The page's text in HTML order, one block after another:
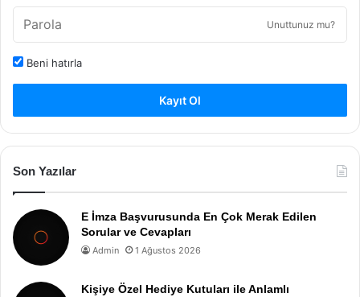
Unuttunuz mu?
Beni hatırla
Kayıt Ol
Son Yazılar
E İmza Başvurusunda En Çok Merak Edilen
Sorular ve Cevapları
Admin 1 Ağustos 2026
Kişiye Özel Hediye Kutuları ile Anlamlı